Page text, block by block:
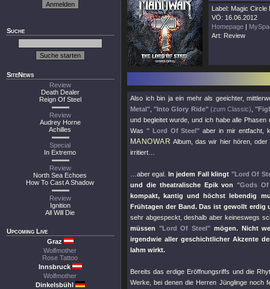
Suche
SiteNews
Review
Death Dealer
Reign Of Steel
Review
Audrey Horne
Achilles
Special
In Extremo
Review
North Sea Echoes
How To Cast A Shadow
Review
Ignition
All Will Die
Upcoming Live
Graz
Wolfmother
Rose Tattoo
Innsbruck
Wolfmother
Dinkelsbühl
Label: Magic Circle
VÖ: 16.06.2012
Homepage |
Art: Review
Also ich bin ja ein mehr als geeichter,
Metal" ,"Into Glory Ride" (zum Classic) ,
und begleitet wurde, und ich habe alle
Was " Lord Of Steel" aber in mir entfacht,
MANOWAR Album, das wir hier hören,
irritiert…
…aber egal. In jedem Fall klingt "Lord Of
und die theatralische Epik von"Gods Of
kompakt, kantig und höchst lebendig
Frühtagen der Band. Das ist gewollt erdig
sehr abgespeckt, deshalb aber keineswegs
müssen "Lord Of Steel" mögen. Nicht
irgendwie aller geschichtlicher Akzente
lahm wirkt.
Bereits das erdige Eröffnungsriffs und die
Werke, bei denen die Herren Jünglinge noch